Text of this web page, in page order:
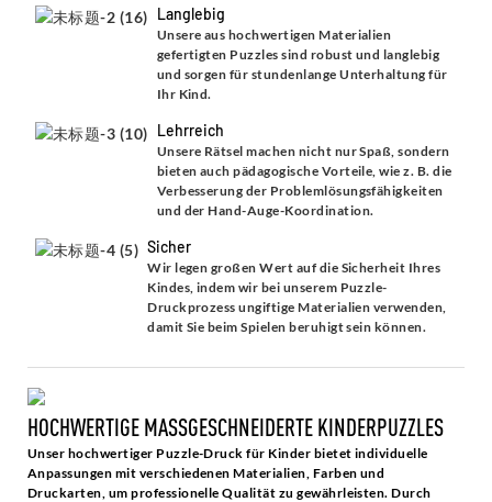
Langlebig
Unsere aus hochwertigen Materialien
gefertigten Puzzles sind robust und langlebig
und sorgen für stundenlange Unterhaltung für
Ihr Kind.
Lehrreich
Unsere Rätsel machen nicht nur Spaß, sondern
bieten auch pädagogische Vorteile, wie z. B. die
Verbesserung der Problemlösungsfähigkeiten
und der Hand-Auge-Koordination.
Sicher
Wir legen großen Wert auf die Sicherheit Ihres
Kindes, indem wir bei unserem Puzzle-
Druckprozess ungiftige Materialien verwenden,
damit Sie beim Spielen beruhigt sein können.
HOCHWERTIGE MASSGESCHNEIDERTE KINDERPUZZLES
Unser hochwertiger Puzzle-Druck für Kinder bietet individuelle
Anpassungen mit verschiedenen Materialien, Farben und
Druckarten, um professionelle Qualität zu gewährleisten. Durch